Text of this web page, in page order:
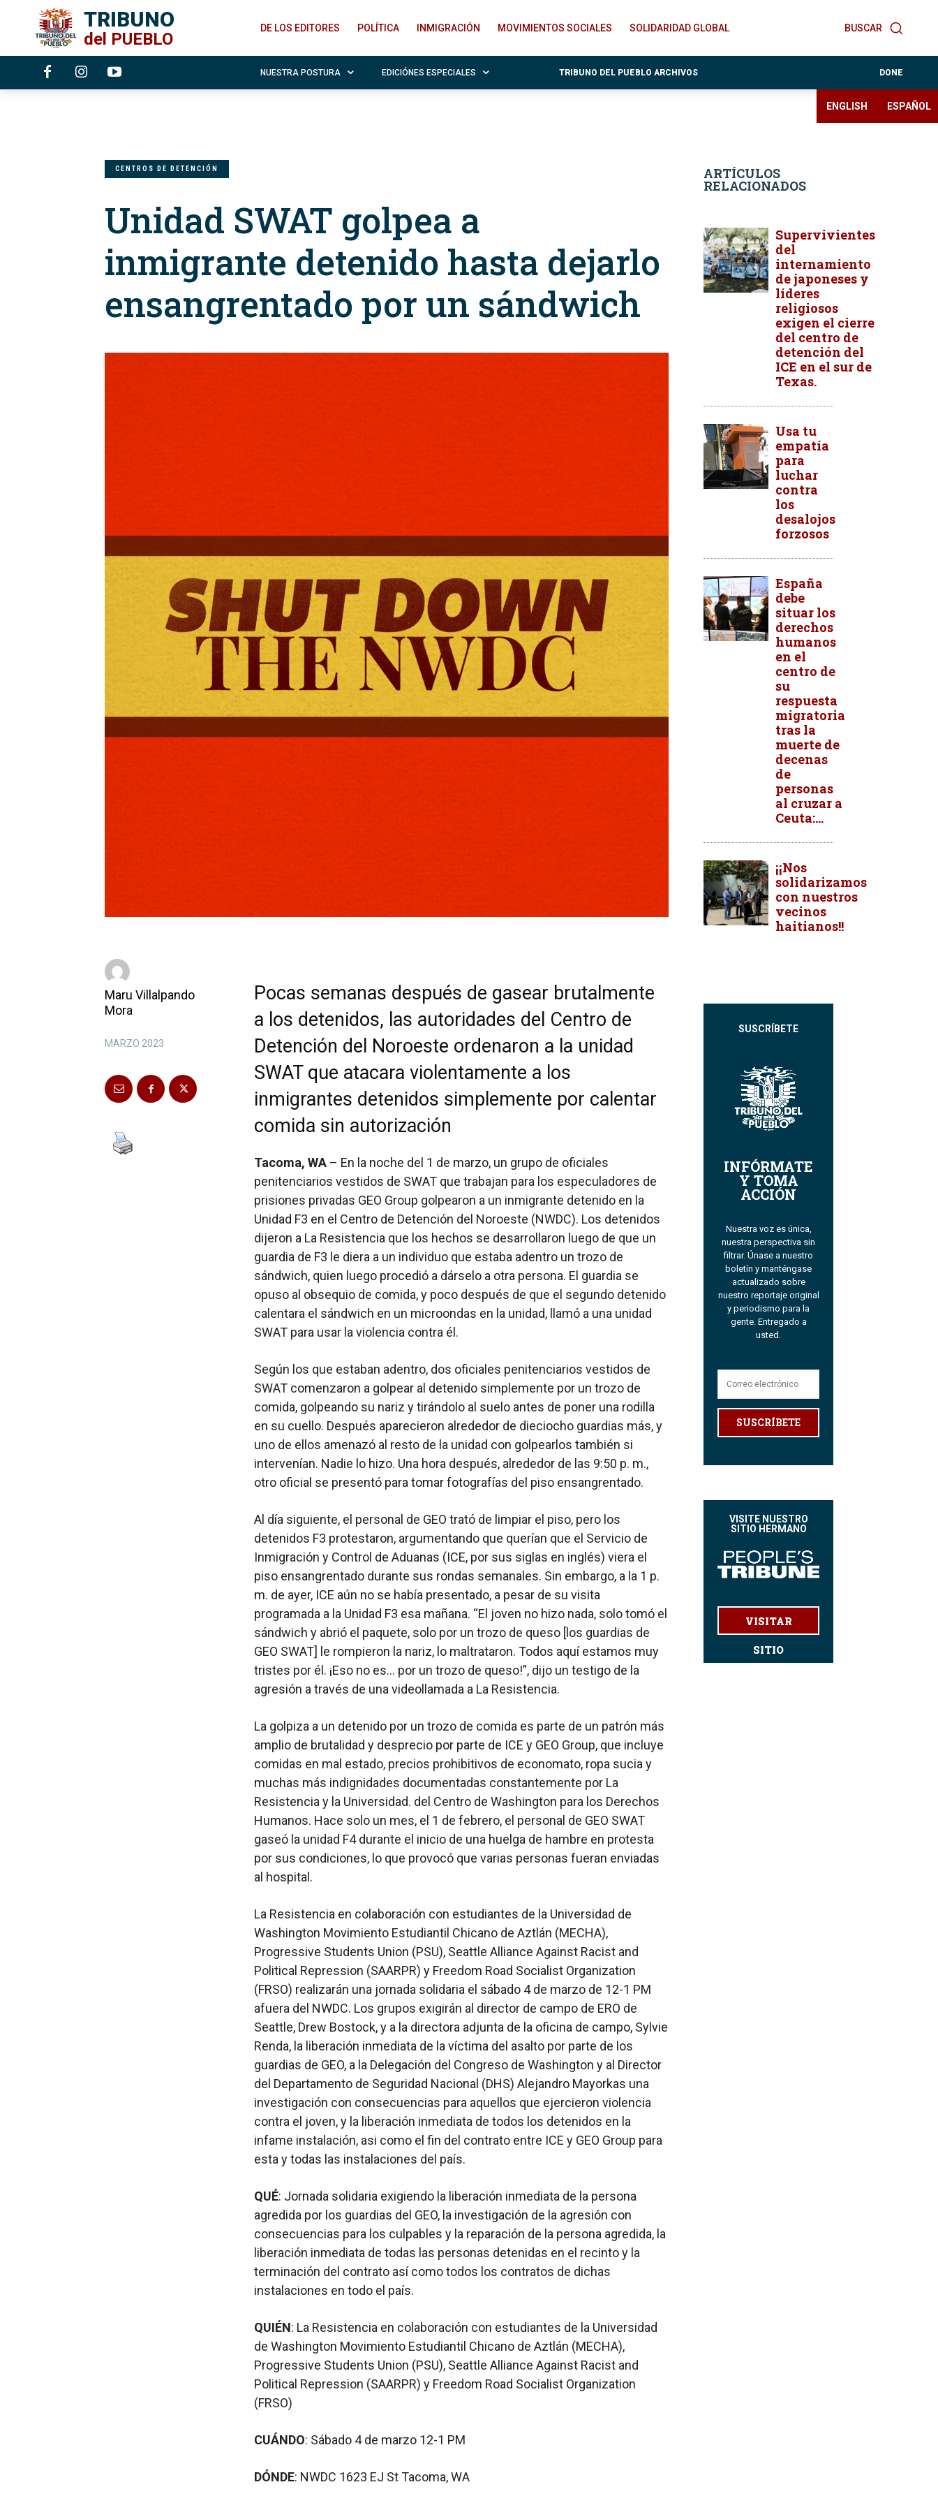
TRIBUNO
del PUEBLO
BUSCAR
DE LOS EDITORES POLÍTICA INMIGRACIÓN MOVIMIENTOS SOCIALES SOLIDARIDAD GLOBAL
NUESTRA POSTURA EDICIÓNES ESPECIALES TRIBUNO DEL PUEBLO ARCHIVOS DONE
ENGLISH ESPAÑOL
CENTROS DE DETENCIÓN
Unidad SWAT golpea a
inmigrante detenido hasta dejarlo
ensangrentado por un sándwich
Maru Villalpando
Mora
MARZO 2023
Pocas semanas después de gasear brutalmente
a los detenidos, las autoridades del Centro de
Detención del Noroeste ordenaron a la unidad
SWAT que atacara violentamente a los
inmigrantes detenidos simplemente por calentar
comida sin autorización
Tacoma, WA – En la noche del 1 de marzo, un grupo de oficiales
penitenciarios vestidos de SWAT que trabajan para los especuladores de
prisiones privadas GEO Group golpearon a un inmigrante detenido en la
Unidad F3 en el Centro de Detención del Noroeste (NWDC). Los detenidos
dijeron a La Resistencia que los hechos se desarrollaron luego de que un
guardia de F3 le diera a un individuo que estaba adentro un trozo de
sándwich, quien luego procedió a dárselo a otra persona. El guardia se
opuso al obsequio de comida, y poco después de que el segundo detenido
calentara el sándwich en un microondas en la unidad, llamó a una unidad
SWAT para usar la violencia contra él.
Según los que estaban adentro, dos oficiales penitenciarios vestidos de
SWAT comenzaron a golpear al detenido simplemente por un trozo de
comida, golpeando su nariz y tirándolo al suelo antes de poner una rodilla
en su cuello. Después aparecieron alrededor de dieciocho guardias más, y
uno de ellos amenazó al resto de la unidad con golpearlos también si
intervenían. Nadie lo hizo. Una hora después, alrededor de las 9:50 p. m.,
otro oficial se presentó para tomar fotografías del piso ensangrentado.
Al día siguiente, el personal de GEO trató de limpiar el piso, pero los
detenidos F3 protestaron, argumentando que querían que el Servicio de
Inmigración y Control de Aduanas (ICE, por sus siglas en inglés) viera el
piso ensangrentado durante sus rondas semanales. Sin embargo, a la 1 p.
m. de ayer, ICE aún no se había presentado, a pesar de su visita
programada a la Unidad F3 esa mañana. “El joven no hizo nada, solo tomó el
sándwich y abrió el paquete, solo por un trozo de queso [los guardias de
GEO SWAT] le rompieron la nariz, lo maltrataron. Todos aquí estamos muy
tristes por él. ¡Eso no es… por un trozo de queso!”, dijo un testigo de la
agresión a través de una videollamada a La Resistencia.
La golpiza a un detenido por un trozo de comida es parte de un patrón más
amplio de brutalidad y desprecio por parte de ICE y GEO Group, que incluye
comidas en mal estado, precios prohibitivos de economato, ropa sucia y
muchas más indignidades documentadas constantemente por La
Resistencia y la Universidad. del Centro de Washington para los Derechos
Humanos. Hace solo un mes, el 1 de febrero, el personal de GEO SWAT
gaseó la unidad F4 durante el inicio de una huelga de hambre en protesta
por sus condiciones, lo que provocó que varias personas fueran enviadas
al hospital.
La Resistencia en colaboración con estudiantes de la Universidad de
Washington Movimiento Estudiantil Chicano de Aztlán (MECHA),
Progressive Students Union (PSU), Seattle Alliance Against Racist and
Political Repression (SAARPR) y Freedom Road Socialist Organization
(FRSO) realizarán una jornada solidaria el sábado 4 de marzo de 12-1 PM
afuera del NWDC. Los grupos exigirán al director de campo de ERO de
Seattle, Drew Bostock, y a la directora adjunta de la oficina de campo, Sylvie
Renda, la liberación inmediata de la víctima del asalto por parte de los
guardias de GEO, a la Delegación del Congreso de Washington y al Director
del Departamento de Seguridad Nacional (DHS) Alejandro Mayorkas una
investigación con consecuencias para aquellos que ejercieron violencia
contra el joven, y la liberación inmediata de todos los detenidos en la
infame instalación, asi como el fin del contrato entre ICE y GEO Group para
esta y todas las instalaciones del país.
QUÉ: Jornada solidaria exigiendo la liberación inmediata de la persona
agredida por los guardias del GEO, la investigación de la agresión con
consecuencias para los culpables y la reparación de la persona agredida, la
liberación inmediata de todas las personas detenidas en el recinto y la
terminación del contrato así como todos los contratos de dichas
instalaciones en todo el país.
QUIÉN: La Resistencia en colaboración con estudiantes de la Universidad
de Washington Movimiento Estudiantil Chicano de Aztlán (MECHA),
Progressive Students Union (PSU), Seattle Alliance Against Racist and
Political Repression (SAARPR) y Freedom Road Socialist Organization
(FRSO)
CUÁNDO: Sábado 4 de marzo 12-1 PM
DÓNDE: NWDC 1623 EJ St Tacoma, WA
ARTÍCULOS
RELACIONADOS
Supervivientes
del
internamiento
de japoneses y
líderes
religiosos
exigen el cierre
del centro de
detención del
ICE en el sur de
Texas.
Usa tu
empatía
para
luchar
contra
los
desalojos
forzosos
España
debe
situar los
derechos
humanos
en el
centro de
su
respuesta
migratoria
tras la
muerte de
decenas
de
personas
al cruzar a
Ceuta:...
¡¡Nos
solidarizamos
con nuestros
vecinos
haitianos!!
SUSCRÍBETE
INFÓRMATE
Y TOMA
ACCIÓN
Nuestra voz es única,
nuestra perspectiva sin
filtrar. Únase a nuestro
boletín y manténgase
actualizado sobre
nuestro reportaje original
y periodismo para la
gente. Entregado a
usted.
SUSCRÍBETE
VISITE NUESTRO
SITIO HERMANO
VISITAR
SITIO